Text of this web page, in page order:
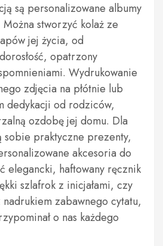
są personalizowane albumy
stworzyć kolaż ze
jej życia, od
opatrzony
Wydrukowanie
zdjęcia na płótnie lub
dedykacji od rodziców,
ozdobę jej domu. Dla
praktyczne prezenty,
akcesoria do
elegancki, haftowany ręcznik
szlafrok z inicjałami, czy
zabawnego cytatu,
o nas każdego